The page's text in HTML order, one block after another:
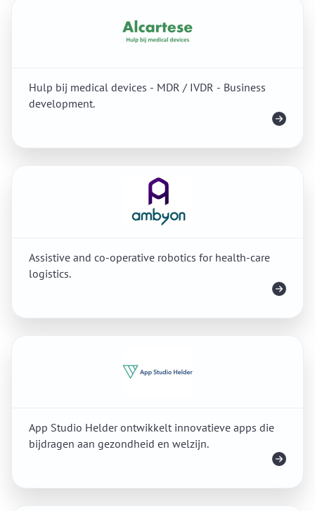
Hulp bij medical devices - MDR / IVDR - Business
development.
Assistive and co-operative robotics for health-care
logistics.
App Studio Helder ontwikkelt innovatieve apps die
bijdragen aan gezondheid en welzijn.